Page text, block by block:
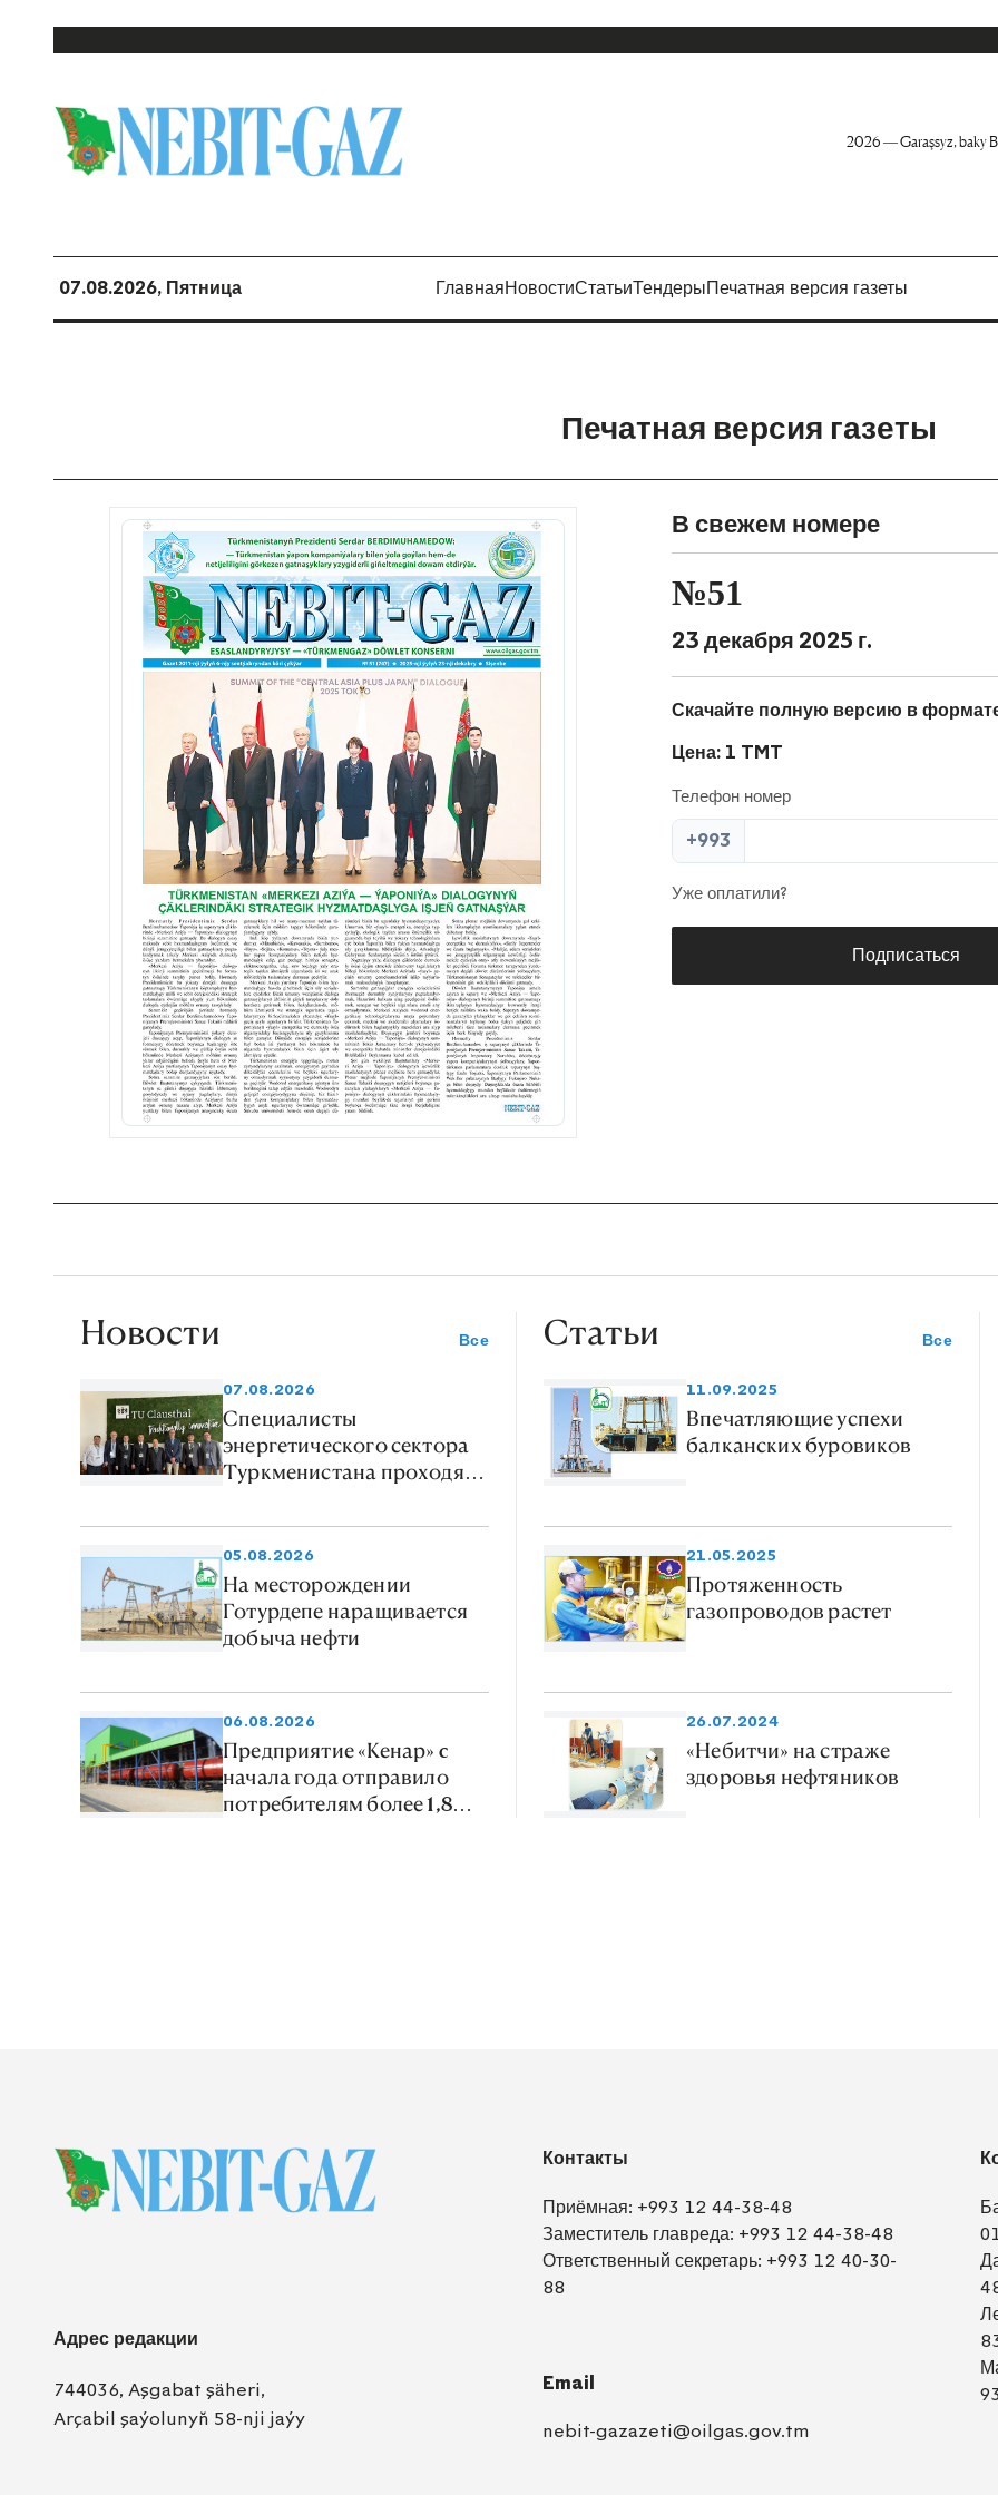
2026 — Garaşsyz, baky
07.08.2026, Пятница ГлавнаяНовостиСтатьиТендерыПечатная версия газеты
Печатная версия газеты
В свежем номере
№51
23 декабря 2025 г.
Скачайте полную версию в
Цена: 1 TMT
Телефон номер
+993
Уже оплатили?
Подписаться
Новости Все
07.08.2026
Специалисты
энергетического сектора
Туркменистана проходят
технологиям в Германии
05.08.2026
На месторождении
Готурдепе наращивается
добыча нефти
06.08.2026
Предприятие «Кенар» c
начала года отправило
потребителям более 1,8
Статьи Все
11.09.2025
Впечатляющие успехи
балканских буровиков
21.05.2025
Протяженность
газопроводов растет
26.07.2024
«Небитчи» на страже
здоровья нефтяников
Адрес редакции
744036, Aşgabat şäheri,
Arçabil şaýolunyň 58-nji jaýy
Контакты
Приёмная: +993 12 44-38-48
Заместитель главреда: +993 12 44-38-48
Ответственный секретарь: +993 12 40-30-
88
Email
nebit-gazazeti@oilgas.gov.tm